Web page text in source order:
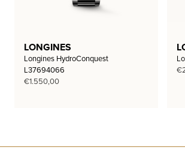
LONGINES
Longines HydroConquest
L37694066
€1.550,00
€